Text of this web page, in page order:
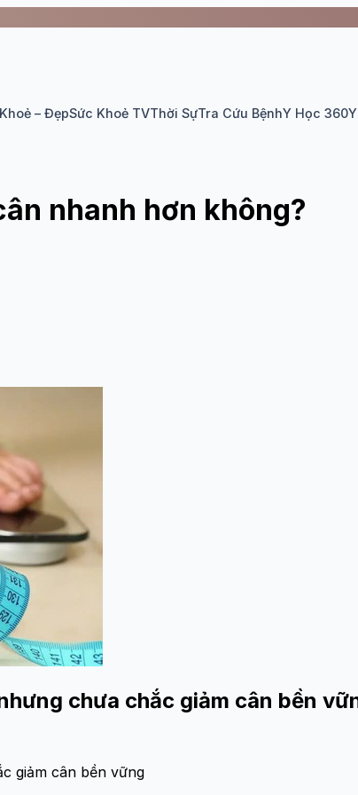
Khoẻ – ĐẹpSức Khoẻ TVThời SựTra Cứu BệnhY Học 360
nhanh hơn không?
chưa chắc giảm cân bền
giảm cân bền vững